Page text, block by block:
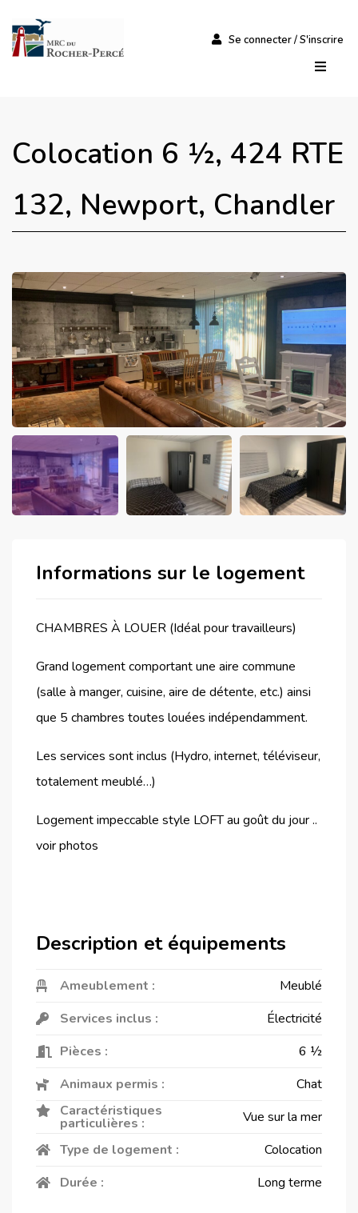
Se connecter / S'inscrire
Colocation 6 ½, 424 RTE
132, Newport, Chandler
Informations sur le logement
CHAMBRES À LOUER (Idéal pour travailleurs)
Grand logement comportant une aire commune
(salle à manger, cuisine, aire de détente, etc.) ainsi
que 5 chambres toutes louées indépendamment.
Les services sont inclus (Hydro, internet, téléviseur,
totalement meublé…)
Logement impeccable style LOFT au goût du jour ..
voir photos
Description et équipements
Ameublement :
Meublé
Services inclus :
Électricité
Pièces :
6 ½
Animaux permis :
Chat
Caractéristiques
particulières :
Vue sur la mer
Type de logement :
Colocation
Durée :
Long terme